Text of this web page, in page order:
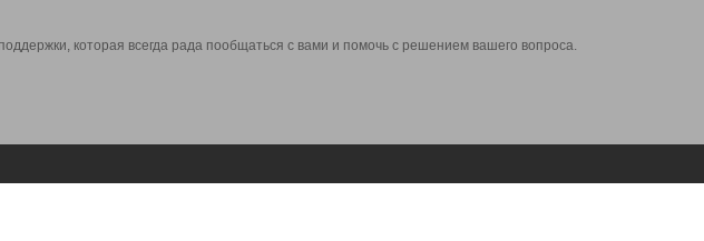
которая всегда рада пообщаться с вами и помочь с решением вашего вопроса.